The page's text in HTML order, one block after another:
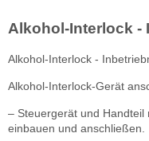
Alkohol-Interlock -
Alkohol-Interlock -
Alkohol-Interlock-Gerät
– Steuergerät und
einbauen und anschließen.